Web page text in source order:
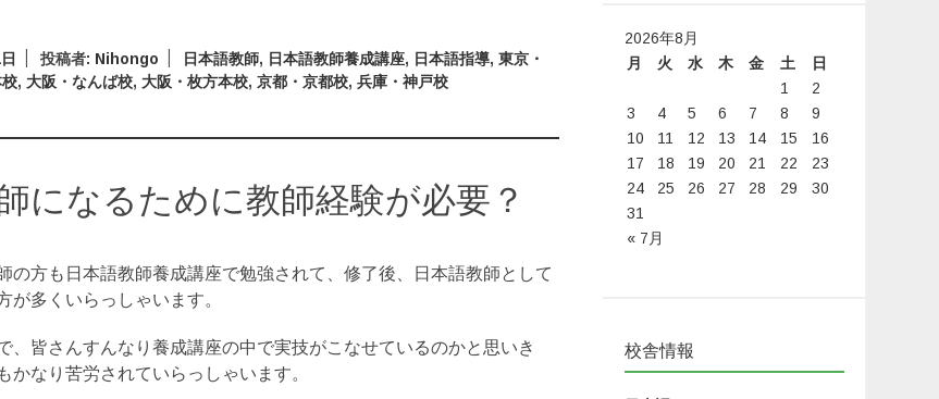
2026年8月
月
火 水 木 金 土 日
« 7月
1
2
3
4 5 6 7 8
9
10
11 12 13 14 15
16
17
18 19 20 21 22
23
24
25 26 27 28 29
30
31
校舎情報
投稿者: Nihongo 日本語教師, 日本語教師養成講座, 日本語指導,東京・
, 大阪・なんば校, 大阪・枚方本校,京都・京都校,兵庫・神戸校
になるために教師経験が必要？
の方も日本語教師養成講座で勉強されて、修了後、日本語教師として
が多くいらっしゃいます。
、皆さんすんなり養成講座の中で実技がこなせているのかと思いき
かなり苦労されていらっしゃいます。